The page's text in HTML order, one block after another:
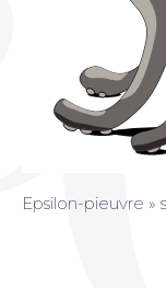
Epsilon-pieuvre »